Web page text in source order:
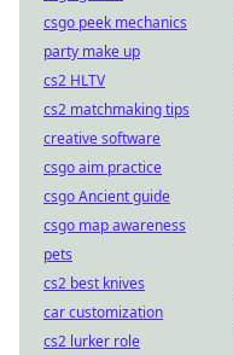
csgo peek mechanics
party make up
cs2 HLTV
cs2 matchmaking tips
creative software
csgo aim practice
csgo Ancient guide
csgo map awareness
pets
cs2 best knives
car customization
cs2 lurker role